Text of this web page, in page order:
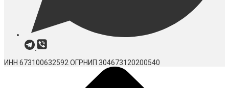
ИНН 673100632592 ОГРНИП 304673120200540